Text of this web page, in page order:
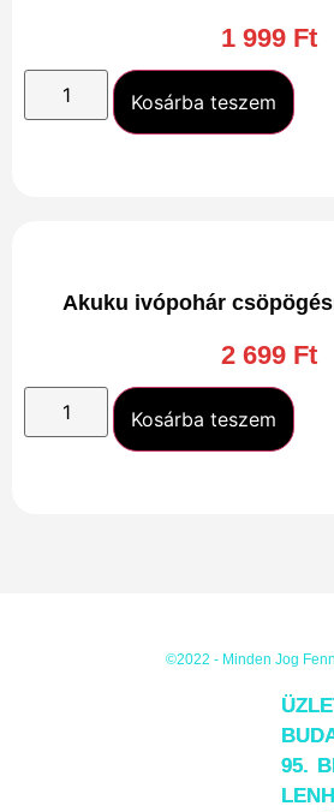
1 999 Ft
Kosárba teszem
Akuku ivópohár
2 699 Ft
Kosárba teszem
©2022 - Minden Jog
95.